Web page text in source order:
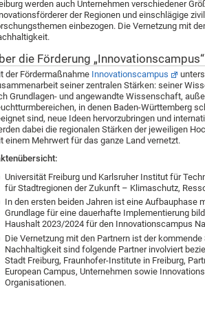
werden auch Unternehmen verschiedener
der Regionen und einschlägige
einbezogen. Die Vernetzung mit
die Förderung „Innovationscampus“
der Fördermaßnahme Innovationscampus
seiner zentralen Stärken: seiner
Grundlagen- und angewandte Wissenschaft,
in denen Baden-Württemberg
sind, neue Ideen hervorzubringen und
dabei die regionalen Stärken der jeweiligen
einem Mehrwert für das ganze Land vernetzt.
Universität Freiburg und Karlsruher Institut für
für Stadtregionen der Zukunft – Klimaschutz,
In den ersten beiden Jahren ist eine Aufbauphase
Grundlage für eine dauerhafte Implementierung
Haushalt 2023/2024 für den Innovationscampus
Die Vernetzung mit den Partnern ist der
Nachhaltigkeit sind folgende Partner involviert
Stadt Freiburg, Fraunhofer-Institute in Freiburg,
European Campus, Unternehmen sowie
Organisationen.